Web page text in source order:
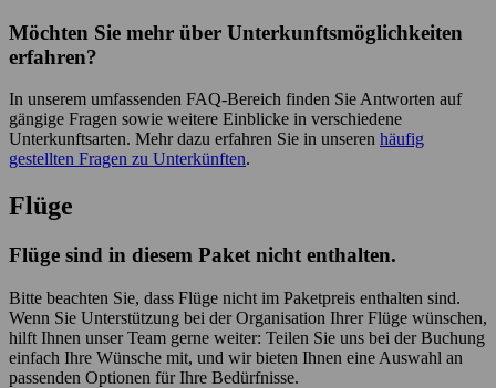
Möchten Sie mehr über Unterkunftsmöglichkeiten
erfahren?
In unserem umfassenden FAQ-Bereich finden Sie Antworten auf
gängige Fragen sowie weitere Einblicke in verschiedene
Unterkunftsarten. Mehr dazu erfahren Sie in unseren häufig
gestellten Fragen zu Unterkünften.
Flüge
Flüge sind in diesem Paket nicht enthalten.
Bitte beachten Sie, dass Flüge nicht im Paketpreis enthalten sind.
Wenn Sie Unterstützung bei der Organisation Ihrer Flüge wünschen,
hilft Ihnen unser Team gerne weiter: Teilen Sie uns bei der Buchung
einfach Ihre Wünsche mit, und wir bieten Ihnen eine Auswahl an
passenden Optionen für Ihre Bedürfnisse.